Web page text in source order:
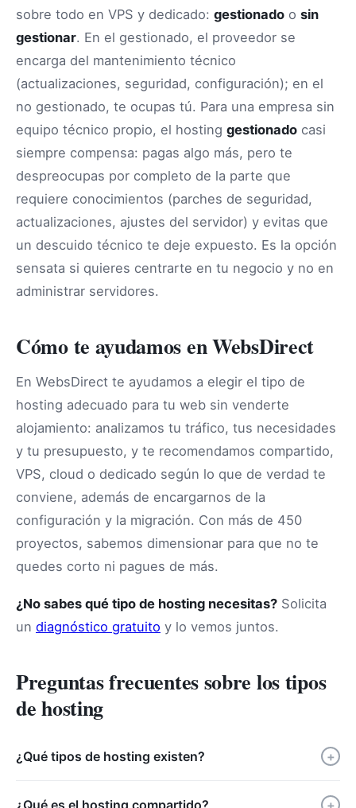
sobre todo en VPS y dedicado: gestionado o sin
gestionar. En el gestionado, el proveedor se
encarga del mantenimiento técnico
(actualizaciones, seguridad, configuración); en el
no gestionado, te ocupas tú. Para una empresa sin
equipo técnico propio, el hosting gestionado casi
siempre compensa: pagas algo más, pero te
despreocupas por completo de la parte que
requiere conocimientos (parches de seguridad,
actualizaciones, ajustes del servidor) y evitas que
un descuido técnico te deje expuesto. Es la opción
sensata si quieres centrarte en tu negocio y no en
administrar servidores.
Cómo te ayudamos en WebsDirect
En WebsDirect te ayudamos a elegir el tipo de
hosting adecuado para tu web sin venderte
alojamiento: analizamos tu tráfico, tus necesidades
y tu presupuesto, y te recomendamos compartido,
VPS, cloud o dedicado según lo que de verdad te
conviene, además de encargarnos de la
configuración y la migración. Con más de 450
proyectos, sabemos dimensionar para que no te
quedes corto ni pagues de más.
¿No sabes qué tipo de hosting necesitas? Solicita
un diagnóstico gratuito y lo vemos juntos.
Preguntas frecuentes sobre los tipos
de hosting
¿Qué tipos de hosting existen? +
¿Qué es el hosting compartido? +